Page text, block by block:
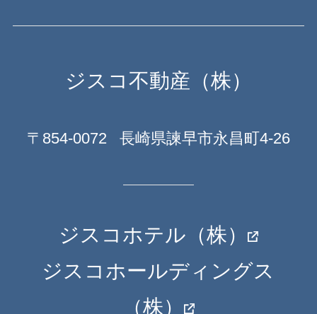
ジスコ不動産（株）
〒854-0072 長崎県諫早市永昌町4-26
ジスコホテル（株）
ジスコホールディングス
（株）